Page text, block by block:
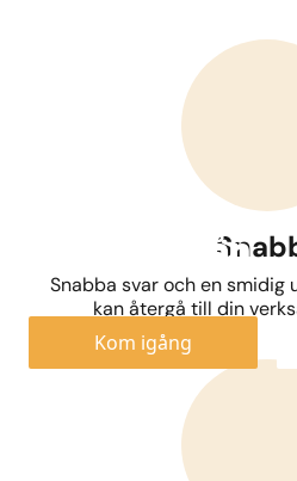
Fastighetslån
Kom igång
Snabba svar och en smidig
kan återgå till din